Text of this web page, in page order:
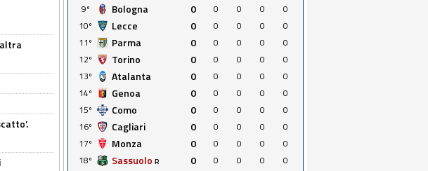
9º
Bologna 0 0 0 0
0
10º
Lecce 0 0 0 0
0
11º
Parma 0 0 0 0
0
12º
Torino 0 0 0 0
0
13º
Atalanta 0 0 0 0
0
14º
Genoa 0 0 0 0
0
15º
Como 0 0 0 0
0
16º
Cagliari 0 0 0 0
0
17º
Monza 0 0 0 0
0
18º
Sassuolo R 0 0 0 0
0